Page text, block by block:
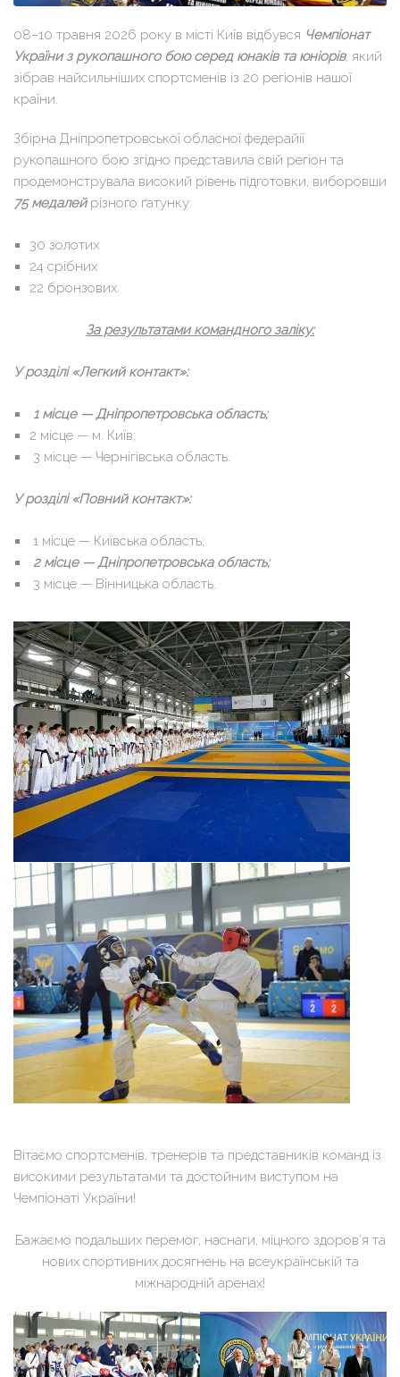
08–10 травня 2026 року в місті Київ відбувся Чемпіонат
України з рукопашного бою серед юнаків та юніорів, який
зібрав найсильніших спортсменів із 20 регіонів нашої
країни.
Збірна Дніпропетровської обласної федерайії
рукопашного бою згідно представила свій регіон та
продемонструвала високий рівень підготовки, виборовши
75 медалейрізного ґатунку:
30 золотих
24 срібних
22 бронзових.
За результатами командного заліку:
У розділі «Легкий контакт»:
1 місце — Дніпропетровська область;
2 місце — м. Київ;
3 місце — Чернігівська область.
У розділі «Повний контакт»:
1 місце — Київська область;
2 місце — Дніпропетровська область;
3 місце — Вінницька область.
Вітаємо спортсменів, тренерів та представників команд із
високими результатами та достойним виступом на
Чемпіонаті України!
Бажаємо подальших перемог, наснаги, міцного здоров’я та
нових спортивних досягнень на всеукраїнській та
міжнародній аренах!